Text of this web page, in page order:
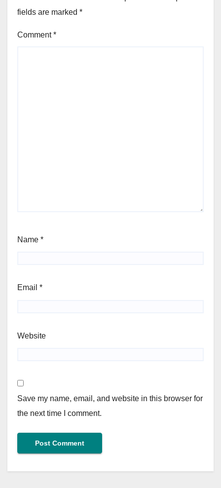
fields are marked *
Comment*
Name *
Email *
Website
Save my name, email, and website in this browser for
the next time I comment.